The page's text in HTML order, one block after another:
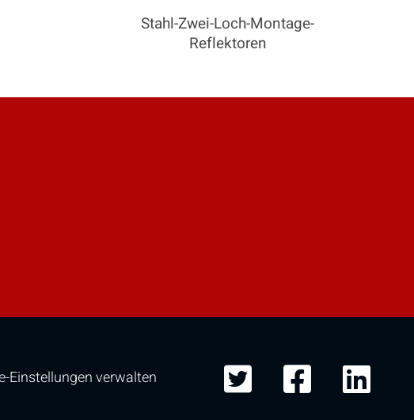
hinzu.
Stahl-Zwei-Loch-Montage-
Reflektoren
Einstellungen verwalten